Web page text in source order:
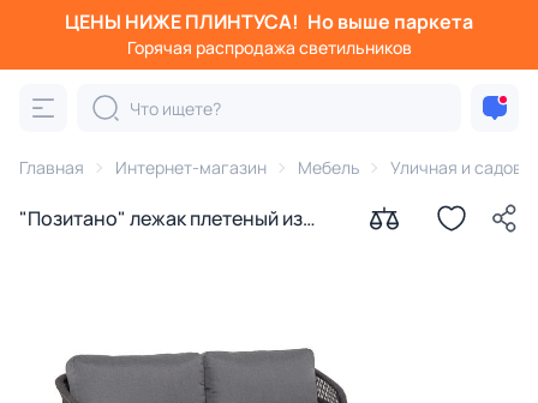
ЦЕНЫ НИЖЕ ПЛИНТУСА! Но выше паркета
Горячая распродажа светильников
Главная Интернет-магазин Мебель Уличная и
"Позитано" лежак плетеный из